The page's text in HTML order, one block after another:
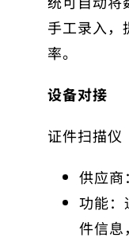
手工录入，
率。
设备对接
证件扫描仪
供应商
功能：
件信息